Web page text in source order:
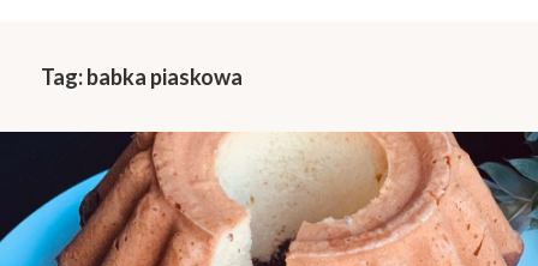
Tag:babka piaskowa